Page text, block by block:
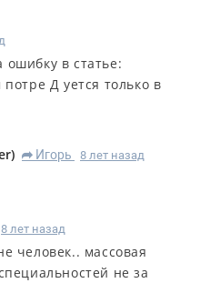
ошибку в статье:
Д уется только в
) R Игорь 8 лет назад
8 лет назад
человек.. массовая
не за